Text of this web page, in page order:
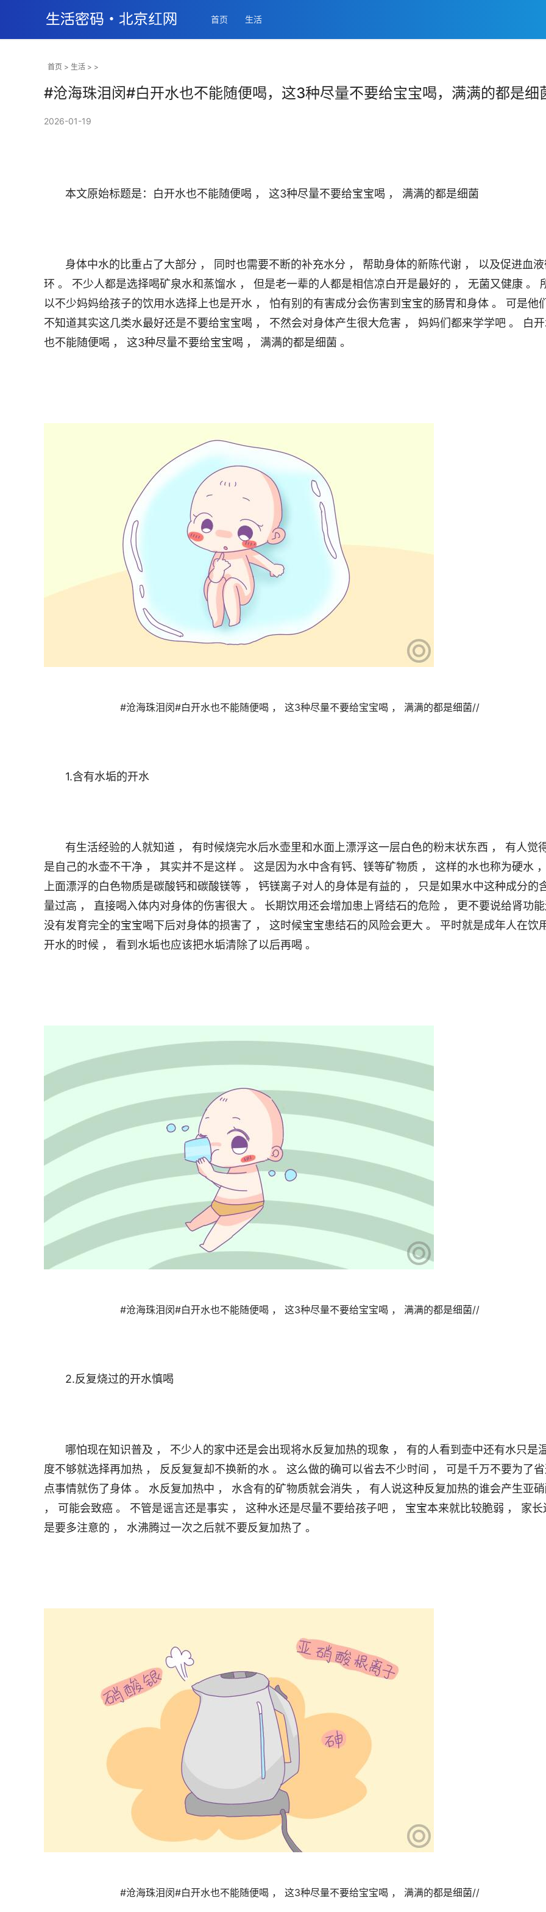
首页 生活
首页 > 生活 > >
#沧海珠泪闵#白开水也不能随便喝，这3种尽量不要给宝宝喝，满满的都是细
2026-01-19
环 。 不少人都是选择喝矿泉水和蒸馏水 ， 但是老一辈的人都是相信凉白开是最好的 ， 无菌又健康 。
以不少妈妈给孩子的饮用水选择上也是开水 ， 怕有别的有害成分会伤害到宝宝的肠胃和身体 。 可是他
不知道其实这几类水最好还是不要给宝宝喝 ， 不然会对身体产生很大危害 ， 妈妈们都来学学吧 。 白
#沧海珠泪闵#白开水也不能随便喝 ， 这3种尽量不要给宝宝喝 ， 满满的都是细菌//
是自己的水壶不干净 ， 其实并不是这样 。 这是因为水中含有钙、镁等矿物质 ， 这样的水也称为硬水 ，
上面漂浮的白色物质是碳酸钙和碳酸镁等 ， 钙镁离子对人的身体是有益的 ， 只是如果水中这种成分的
量过高 ， 直接喝入体内对身体的伤害很大 。 长期饮用还会增加患上肾结石的危险 ， 更不要说给肾功
没有发育完全的宝宝喝下后对身体的损害了 ， 这时候宝宝患结石的风险会更大 。 平时就是成年人在饮
#沧海珠泪闵#白开水也不能随便喝 ， 这3种尽量不要给宝宝喝 ， 满满的都是细菌//
度不够就选择再加热 ， 反反复复却不换新的水 。 这么做的确可以省去不少时间 ， 可是千万不要为了
点事情就伤了身体 。 水反复加热中 ， 水含有的矿物质就会消失 ， 有人说这种反复加热的谁会产生亚
， 可能会致癌 。 不管是谣言还是事实 ， 这种水还是尽量不要给孩子吧 ， 宝宝本来就比较脆弱 ， 家长
#沧海珠泪闵#白开水也不能随便喝 ， 这3种尽量不要给宝宝喝 ， 满满的都是细菌//